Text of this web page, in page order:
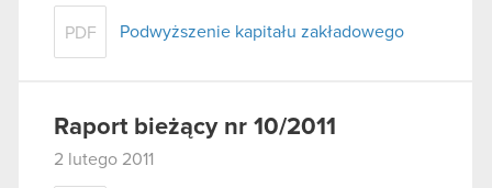
PDF Podwyższenie kapitału zakładowego
Raport bieżący nr 10/2011
2 lutego 2011